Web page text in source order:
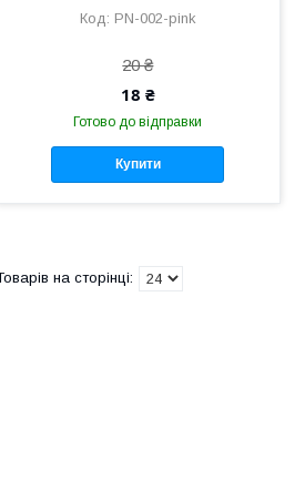
PN-002-pink
20 ₴
18 ₴
Готово до відправки
Купити